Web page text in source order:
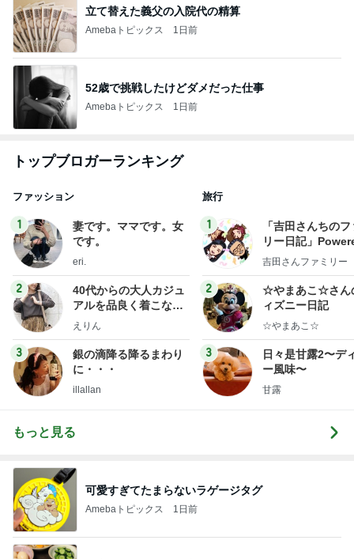
立て替えた義父の入院代の精算
Amebaトピックス 1日前
52歳で挑戦したけどダメだった仕事
Amebaトピックス 1日前
トップブロガーランキング
ファッション
1
妻です。ママです。女
です。
eri.
2
40代からの大人カジュ
アルを品良く着こなす
ファッションブログ
えりん
3
銀の滴降る降るまわり
に・・・
illallan
旅行
1
「吉田さんちの
リー日記」
y Ameba 吉田さ
ログ
吉田さんファミリー
2
☆やまあこ☆さん
ィズニー日記
☆やまあこ☆
3
日々是甘露2〜デ
ー風味〜
甘露
もっと見る
可愛すぎてたまらないラゲージタグ
Amebaトピックス 1日前